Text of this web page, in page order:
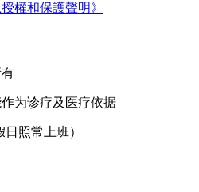
權和保護聲明》
为诊疗及医疗依据
照常上班）